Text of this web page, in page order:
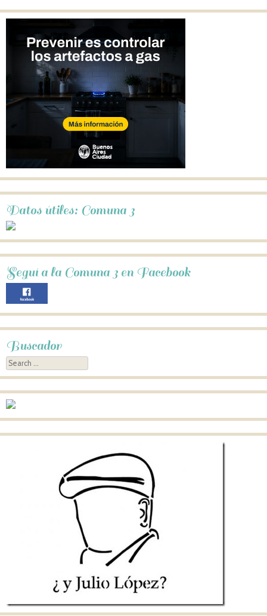
Datos útiles: Comuna 3
Seguí a la Comuna 3 en Facebook
Buscador
Search